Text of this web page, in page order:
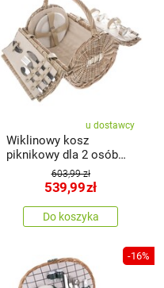
u dostawcy
Wiklinowy kosz
piknikowy dla 2 osób
603,99 zł
539,99zł
Do koszyka
-16%